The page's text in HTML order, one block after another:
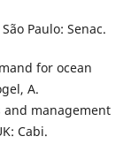
Paulo: Senac.
for ocean
A.
and management
Cabi.